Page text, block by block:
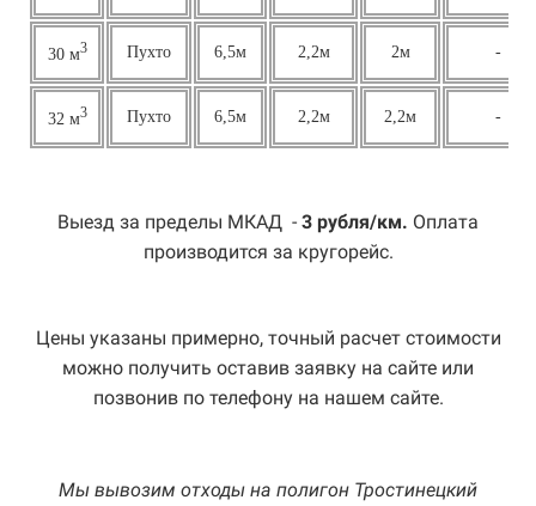
30 м3 Пухто 6,5м 2,2м 2м -
32 м3 Пухто 6,5м 2,2м 2,2м -
Выезд за пределы МКАД - 3 рубля/км. Оплата
производится за кругорейс.
Цены указаны примерно, точный расчет стоимости
можно получить оставив заявку на сайте или
позвонив по телефону на нашем сайте.
Мы вывозим отходы на полигон Тростинецкий